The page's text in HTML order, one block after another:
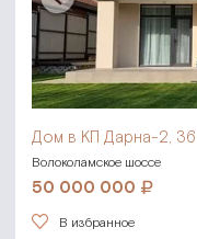
Дом в КП Дарна-2,
Волоколамское шоссе
50 000 000
В избранное